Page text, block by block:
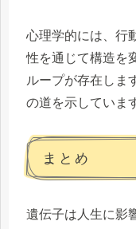
心理学的には、行
性を通じて構造を
ループが存在しま
の道を示していま
まとめ
遺伝子は人生に影